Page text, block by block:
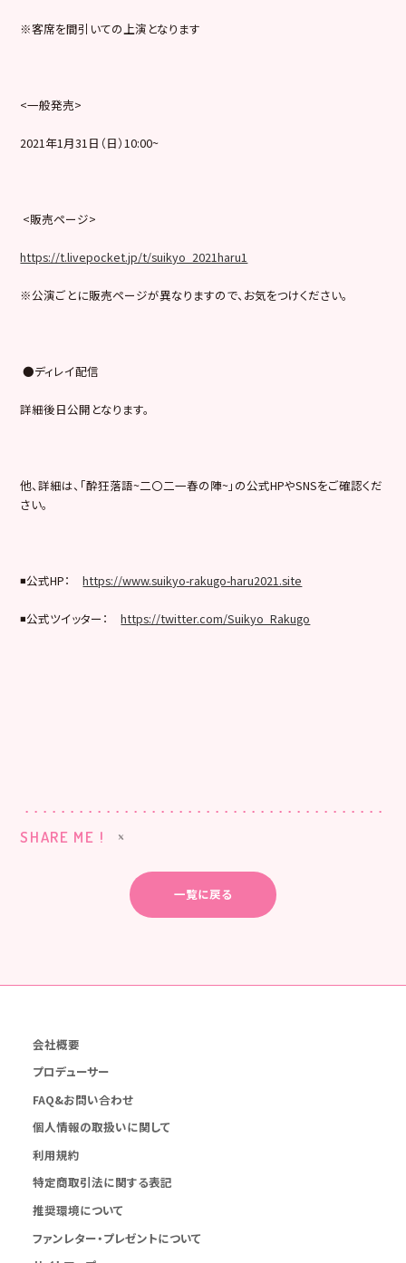
※客席を間引いての上演となります
<一般発売>
2021年1月31日（日）10:00~
<販売ページ>
https://t.livepocket.jp/t/suikyo_2021haru1
※公演ごとに販売ページが異なりますので、お気をつけください。
●ディレイ配信
詳細後日公開となります。
他、詳細は、「酔狂落語~二〇二一春の陣~」の公式HPやSNSをご確認くだ
さい。
◾️公式HP：https://www.suikyo-rakugo-haru2021.site
◾️公式ツイッター：https://twitter.com/Suikyo_Rakugo
SHARE ME !
一覧に戻る
会社概要
プロデューサー
FAQ&お問い合わせ
個人情報の取扱いに関して
利用規約
特定商取引法に関する表記
推奨環境について
ファンレター・プレゼントについて